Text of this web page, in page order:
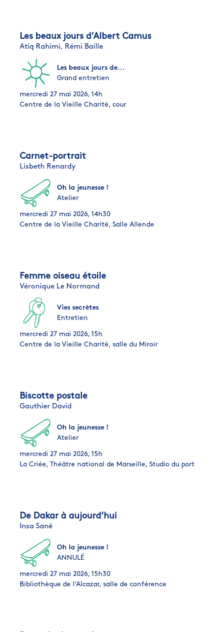
Les beaux jours d’Albert Camus
Atiq Rahimi, Rémi Baille
Les beaux jours de...
Grand entretien
mercredi 27 mai 2026, 14h
Centre de la Vieille Charité, cour
Carnet-portrait
Lisbeth Renardy
Oh la jeunesse !
Atelier
mercredi 27 mai 2026, 14h30
Centre de la Vieille Charité, Salle Allende
Femme oiseau étoile
Véronique Le Normand
Vies secrètes
Entretien
mercredi 27 mai 2026, 15h
Centre de la Vieille Charité, salle du Miroir
Biscotte postale
Gauthier David
Oh la jeunesse !
Atelier
mercredi 27 mai 2026, 15h
La Criée, Théâtre national de Marseille, Studio du port
De Dakar à aujourd’hui
Insa Sané
Oh la jeunesse !
ANNULÉ
mercredi 27 mai 2026, 15h30
Bibliothèque de l’Alcazar, salle de conférence